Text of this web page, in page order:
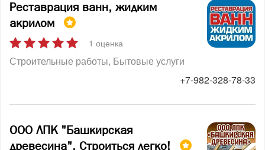
Реставрация ванн, жидким
акрилом
1 оценка
Строительные работы Бытовые услуги
+7-982-328-78-33
ООО ЛПК "Башкирская
древесина", Строиться легко!